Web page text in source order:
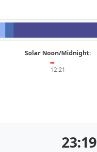
Solar Noon/Midnight:
━
12:21
23:19